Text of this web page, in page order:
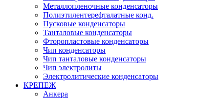
Металлопленочные конденсаторы
Полиэтилентерефталатные конд.
Пусковые конденсаторы
Танталовые конденсаторы
Фторопластовые конденсаторы
Чип конденсаторы
Чип танталовые конденсаторы
Чип электролиты
Электролитические конденсаторы
КРЕПЕЖ
Анкера